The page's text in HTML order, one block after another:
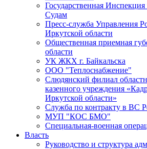
Государственная
Судам
Пресс-служба Управления
Иркутской области
Общественная приемная
области
УК ЖКХ г. Байкальска
ООО "Теплоснабжение"
Слюдянский филиал
казенного учреждения
Иркутской области»
Служба по контракту в ВС
МУП "КОС БМО"
Специальная-военная
Власть
Руководство и структура